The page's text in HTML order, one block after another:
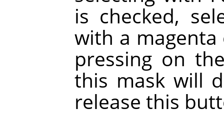
is checked,
with a magenta
pressing on
this mask will
release this